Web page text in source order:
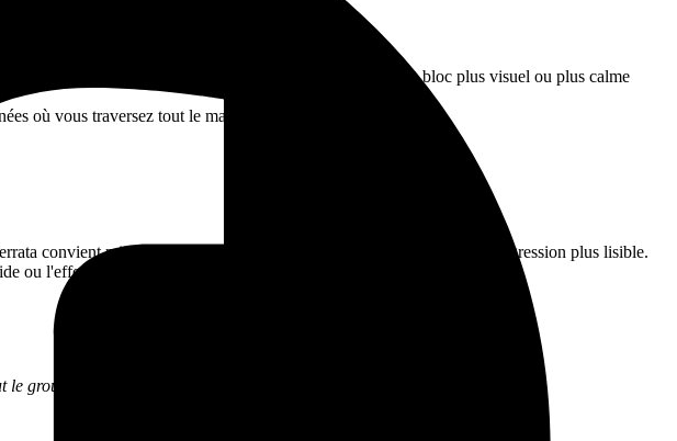
end entre amis.
un seul secteur, avec une activité sportive le matin et un bloc plus visuel ou plus calme
où vous traversez tout le massif.
convient mieux si vous aimez les vues, l'ambiance rocher et une progression plus lisible.
ou l'effort continu.
groupe a envie d'un moment plus aérien.